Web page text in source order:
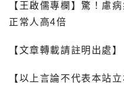
【王啟儒專欄】驚！慮
正常人高4倍
【文章轉載請註明出處】
【以上言論不代表本站立